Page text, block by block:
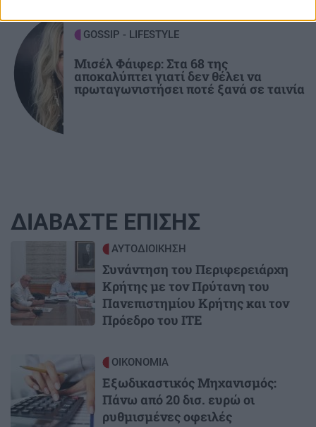
GOSSIP - LIFESTYLE
Μισέλ Φάιφερ: Στα 68 της
αποκαλύπτει γιατί δεν θέλει να
πρωταγωνιστήσει ποτέ ξανά σε ταινία
ΔΙΑΒΑΣΤΕ ΕΠΙΣΗΣ
ΑΥΤΟΔΙΟΙΚΗΣΗ
Συνάντηση του Περιφερειάρχη
Κρήτης με τον Πρύτανη του
Πανεπιστημίου Κρήτης και τον
Πρόεδρο του ΙΤΕ
ΟΙΚΟΝΟΜΙΑ
Εξωδικαστικός Μηχανισμός:
Πάνω από 20 δισ. ευρώ οι
ρυθμισμένες οφειλές